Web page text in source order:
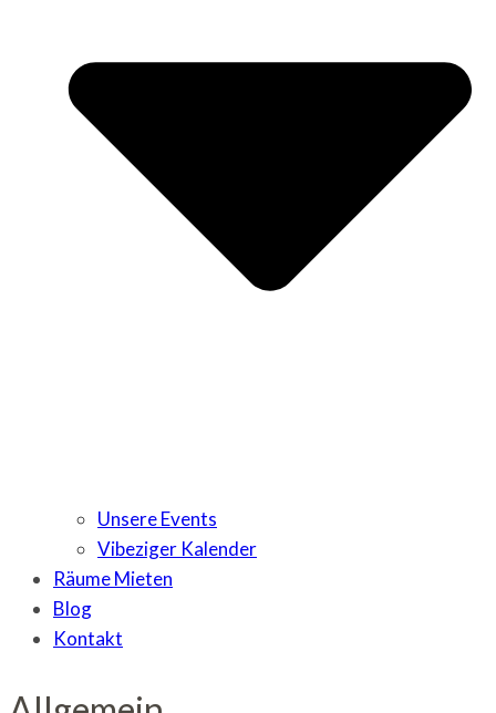
Unsere Events
Vibeziger Kalender
Räume Mieten
Blog
Kontakt